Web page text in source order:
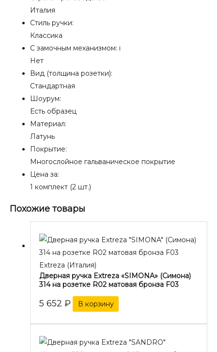
Италия
Стиль ручки:
Классика
С замочным механизмом: i
Нет
Вид (толщина розетки):
Стандартная
Шоурум:
Есть образец
Материал:
Латунь
Покрытие:
Многослойное гальваническое покрытие
Цена за:
1 комплект (2 шт.)
Похожие товары
Extreza (Италия)
Дверная ручка Extreza «SIMONA» (Симона)
314 на розетке R02 матовая бронза F03
5 652 ₽ В корзину